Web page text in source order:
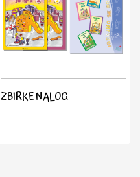
ZBIRKE NALOG